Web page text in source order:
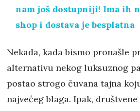
nam još dostupniji! Ima ih
shop i dostava je besplatna
Nekada, kada bismo pronašle
alternativu nekog luksuznog
postao strogo čuvana tajna
najvećeg blaga. Ipak,